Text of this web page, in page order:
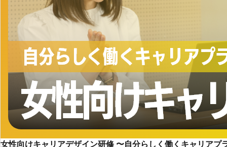
女性向けキャリアデザイン研修 〜自分らしく働くキャリアプ